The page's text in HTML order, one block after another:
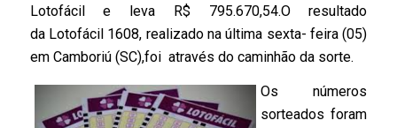
Lotofácil e leva R$ 795.670,54.O resultado
da Lotofácil 1608, realizado na última sexta- feira (05)
em Camboriú (SC),foi através do caminhão da sorte.
Os números
sorteados foram